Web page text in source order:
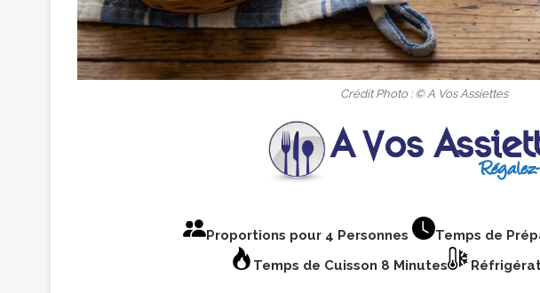
Crédit Photo : © A Vos Assiettes
Proportions pour 4 Personnes
Temps de
Temps de Cuisson 8 Minutes